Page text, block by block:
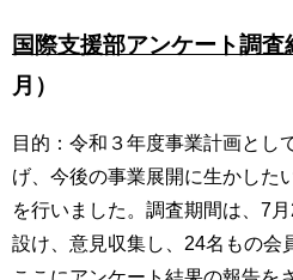
国際支援部アンケート調査
月）
目的：令和３年度事業計画とし
げ、今後の事業展開に生かした
を行いました。調査期間は、7
設け、意見収集し、24名もの会
ここにアンケート結果の報告を